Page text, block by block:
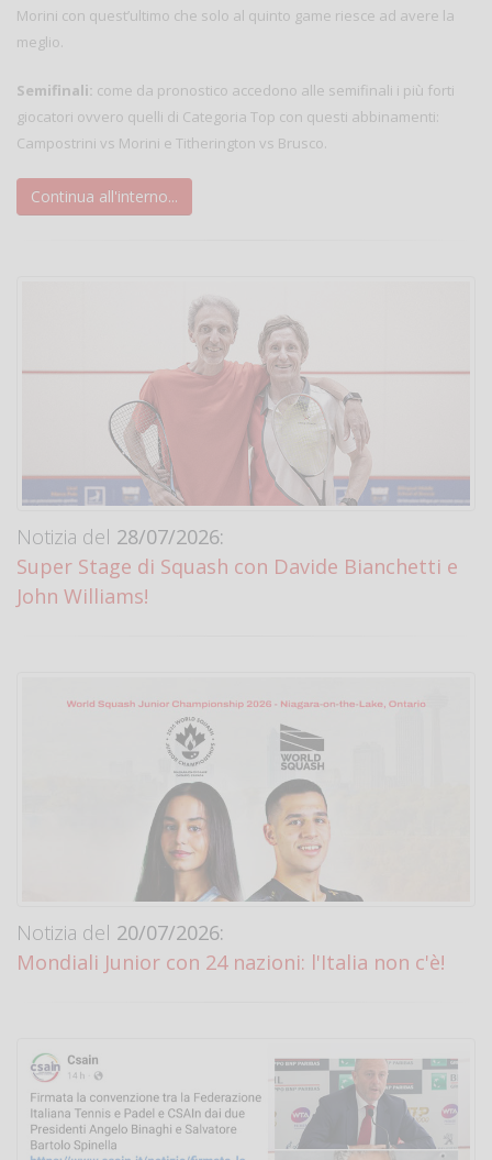
Morini con quest’ultimo che solo al quinto game riesce ad avere la
meglio.
Semifinali: come da pronostico accedono alle semifinali i più forti
giocatori ovvero quelli di Categoria Top con questi abbinamenti:
Campostrini vs Morini e Titherington vs Brusco.
Continua all'interno...
Notizia del 28/07/2026:
Super Stage di Squash con Davide Bianchetti e
John Williams!
Notizia del 20/07/2026:
Mondiali Junior con 24 nazioni: l'Italia non c'è!